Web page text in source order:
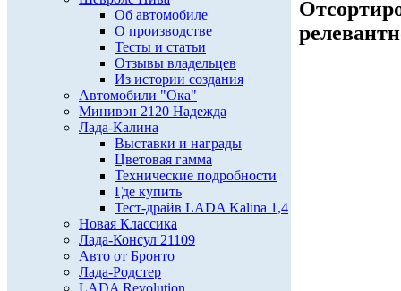
Об автомобиле
О производстве
Тесты и статьи
Отзывы владельцев
Из истории создания
Автомобили "Ока"
Минивэн 2120 Надежда
Лада-Калина
Выставки и награды
Цветовая гамма
Технические подробности
Где купить
Тест-драйв LADA Kalina 1,4
Новая Классика
Лада-Консул 21109
Авто от Бронто
Лада-Родстер
LADA Revolution